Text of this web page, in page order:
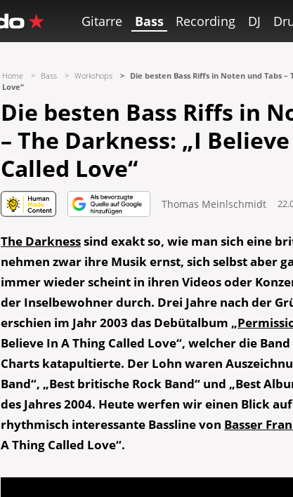
Gitarre Bass Recording DJ
Home Bass Workshops
Die besten Bass Riffs in Noten und Tabs –
Love“
Die besten Bass Riffs in
– The Darkness: „I
Called Love“
Thomas Meinlschmidt
The Darknesssind exakt so, wie man sich eine
nehmen zwar ihre Musik ernst, sich selbst aber
immer wieder scheint in ihren Videos oder
der Inselbewohner durch. Drei Jahre nach der
erschien im Jahr 2003 das Debütalbum
Believe In A Thing Called Love“, welcher die
Charts katapultierte. Der Lohn waren
Band“, „Best britische Rock Band“ und „Best
des Jahres 2004. Heute werfen wir einen Blick
rhythmisch interessante Bassline von Basser
A Thing Called Love“.